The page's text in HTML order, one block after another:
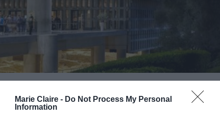
Marie Claire - Do Not Process My Personal
Information
επιστροφή γλυπτών Παρθενώνα: